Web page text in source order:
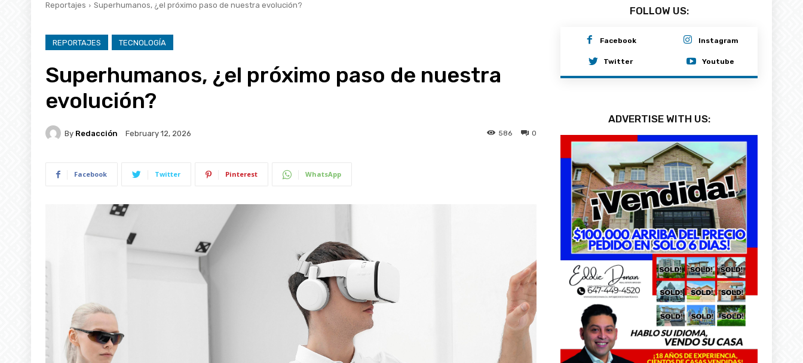
Reportajes Superhumanos, ¿el próximo paso de nuestra evolución?
REPORTAJES TECNOLOGÍA
Superhumanos, ¿el próximo paso de nuestra
evolución?
By Redacción February 12, 2026 0
586
Facebook Twitter Pinterest WhatsApp
FOLLOW US:
Facebook Instagram
Twitter Youtube
ADVERTISE WITH US: